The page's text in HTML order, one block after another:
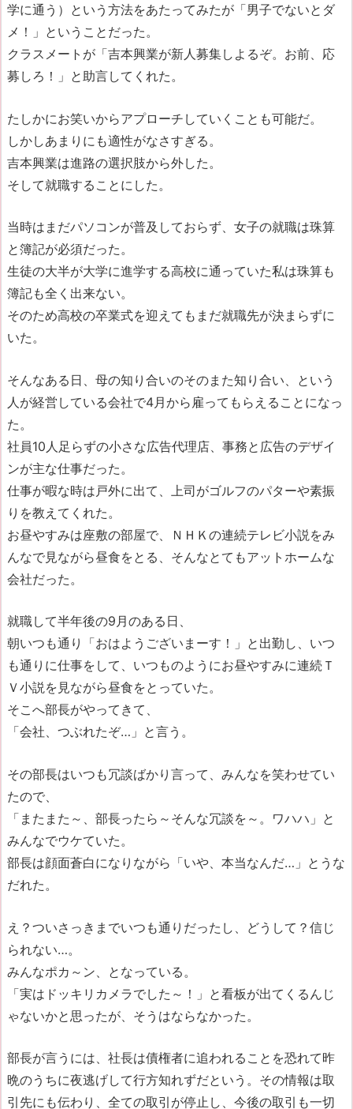
学に通う）という方法をあたってみたが「男子でないとダ
メ！」ということだった。
クラスメートが「吉本興業が新人募集しよるぞ。お前、応
募しろ！」と助言してくれた。
たしかにお笑いからアプローチしていくことも可能だ。
しかしあまりにも適性がなさすぎる。
吉本興業は進路の選択肢から外した。
そして就職することにした。
当時はまだパソコンが普及しておらず、女子の就職は珠算
と簿記が必須だった。
生徒の大半が大学に進学する高校に通っていた私は珠算も
簿記も全く出来ない。
そのため高校の卒業式を迎えてもまだ就職先が決まらずに
いた。
そんなある日、母の知り合いのそのまた知り合い、という
人が経営している会社で4月から雇ってもらえることになっ
た。
社員10人足らずの小さな広告代理店、事務と広告のデザイ
ンが主な仕事だった。
仕事が暇な時は戸外に出て、上司がゴルフのパターや素振
りを教えてくれた。
お昼やすみは座敷の部屋で、ＮＨＫの連続テレビ小説をみ
んなで見ながら昼食をとる、そんなとてもアットホームな
会社だった。
就職して半年後の9月のある日、
朝いつも通り「おはようございまーす！」と出勤し、いつ
も通りに仕事をして、いつものようにお昼やすみに連続Ｔ
Ｖ小説を見ながら昼食をとっていた。
そこへ部長がやってきて、
「会社、つぶれたぞ…」と言う。
その部長はいつも冗談ばかり言って、みんなを笑わせてい
たので、
「またまた～、部長ったら～そんな冗談を～。ワハハ」と
みんなでウケていた。
部長は顔面蒼白になりながら「いや、本当なんだ…」とうな
だれた。
え？ついさっきまでいつも通りだったし、どうして？信じ
られない…。
みんなポカ～ン、となっている。
「実はドッキリカメラでした～！」と看板が出てくるんじ
ゃないかと思ったが、そうはならなかった。
部長が言うには、社長は債権者に追われることを恐れて昨
晩のうちに夜逃げして行方知れずだという。その情報は取
引先にも伝わり、全ての取引が停止し、今後の取引も一切